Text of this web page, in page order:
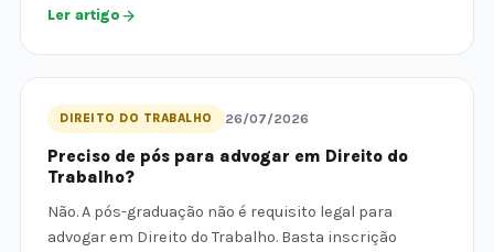
Ler artigo
DIREITO DO TRABALHO 26/07/2026
Preciso de pós para advogar em Direito do
Trabalho?
Não. A pós-graduação não é requisito legal para
advogar em Direito do Trabalho. Basta inscrição